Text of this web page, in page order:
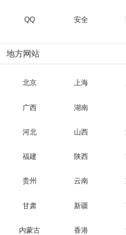
QQ 安全
地方网站
北京 上海
广西 湖南
河北 山西
福建 陕西
贵州 云南
甘肃 新疆
内蒙古 香港